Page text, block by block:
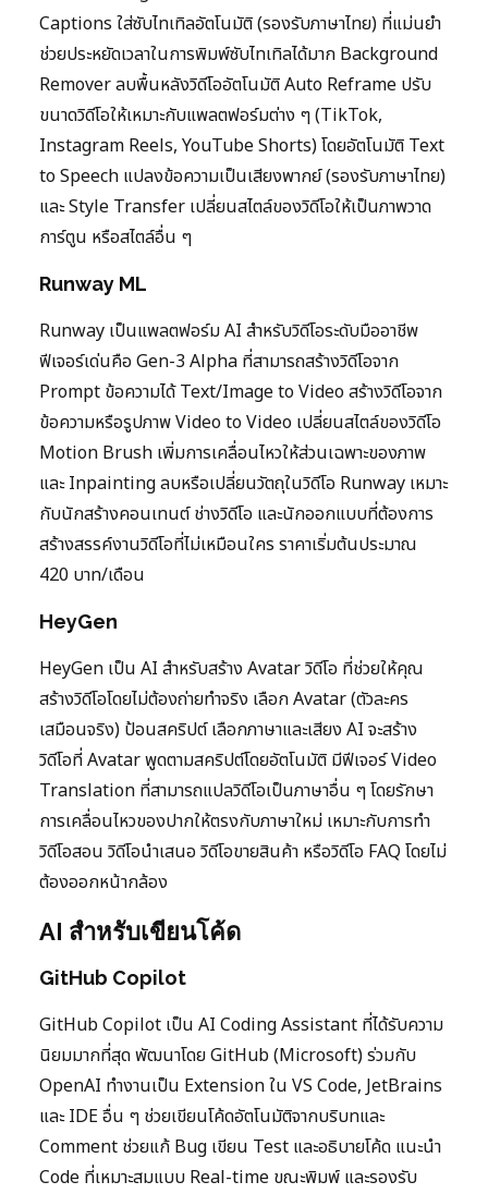
Captions ใส่ซับไทเทิลอัตโนมัติ (รองรับภาษาไทย) ที่แม่นยำ
ช่วยประหยัดเวลาในการพิมพ์ซับไทเทิลได้มาก Background
Remover ลบพื้นหลังวิดีโออัตโนมัติ Auto Reframe ปรับ
ขนาดวิดีโอให้เหมาะกับแพลตฟอร์มต่าง ๆ (TikTok,
Instagram Reels, YouTube Shorts) โดยอัตโนมัติ Text
to Speech แปลงข้อความเป็นเสียงพากย์ (รองรับภาษาไทย)
และ Style Transfer เปลี่ยนสไตล์ของวิดีโอให้เป็นภาพวาด
การ์ตูน หรือสไตล์อื่น ๆ
Runway ML
Runway เป็นแพลตฟอร์ม AI สำหรับวิดีโอระดับมืออาชีพ
ฟีเจอร์เด่นคือ Gen-3 Alpha ที่สามารถสร้างวิดีโอจาก
Prompt ข้อความได้ Text/Image to Video สร้างวิดีโอจาก
ข้อความหรือรูปภาพ Video to Video เปลี่ยนสไตล์ของวิดีโอ
Motion Brush เพิ่มการเคลื่อนไหวให้ส่วนเฉพาะของภาพ
และ Inpainting ลบหรือเปลี่ยนวัตถุในวิดีโอ Runway เหมาะ
กับนักสร้างคอนเทนต์ ช่างวิดีโอ และนักออกแบบที่ต้องการ
สร้างสรรค์งานวิดีโอที่ไม่เหมือนใคร ราคาเริ่มต้นประมาณ
420 บาท/เดือน
HeyGen
HeyGen เป็น AI สำหรับสร้าง Avatar วิดีโอ ที่ช่วยให้คุณ
สร้างวิดีโอโดยไม่ต้องถ่ายทำจริง เลือก Avatar (ตัวละคร
เสมือนจริง) ป้อนสคริปต์ เลือกภาษาและเสียง AI จะสร้าง
วิดีโอที่ Avatar พูดตามสคริปต์โดยอัตโนมัติ มีฟีเจอร์ Video
Translation ที่สามารถแปลวิดีโอเป็นภาษาอื่น ๆ โดยรักษา
การเคลื่อนไหวของปากให้ตรงกับภาษาใหม่ เหมาะกับการทำ
วิดีโอสอน วิดีโอนำเสนอ วิดีโอขายสินค้า หรือวิดีโอ FAQ โดยไม่
ต้องออกหน้ากล้อง
AI สำหรับเขียนโค้ด
GitHub Copilot
GitHub Copilot เป็น AI Coding Assistant ที่ได้รับความ
นิยมมากที่สุด พัฒนาโดย GitHub (Microsoft) ร่วมกับ
OpenAI ทำงานเป็น Extension ใน VS Code, JetBrains
และ IDE อื่น ๆ ช่วยเขียนโค้ดอัตโนมัติจากบริบทและ
Comment ช่วยแก้ Bug เขียน Test และอธิบายโค้ด แนะนำ
Code ที่เหมาะสมแบบ Real-time ขณะพิมพ์ และรองรับ